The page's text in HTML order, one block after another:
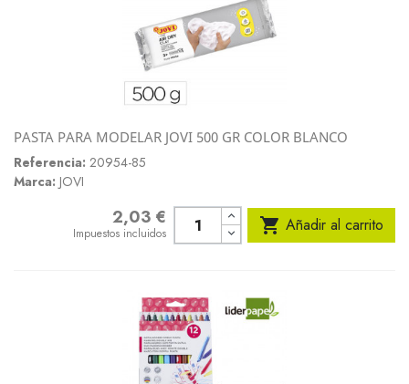
PASTA PARA MODELAR JOVI 500 GR COLOR BLANCO
Referencia: 20954-85
Marca: JOVI
2,03 €
Impuestos incluidos  Añadir al carrito